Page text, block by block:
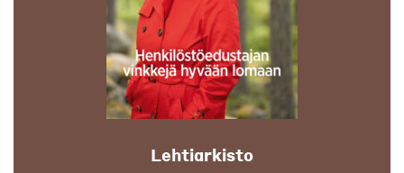
Lehtiarkisto